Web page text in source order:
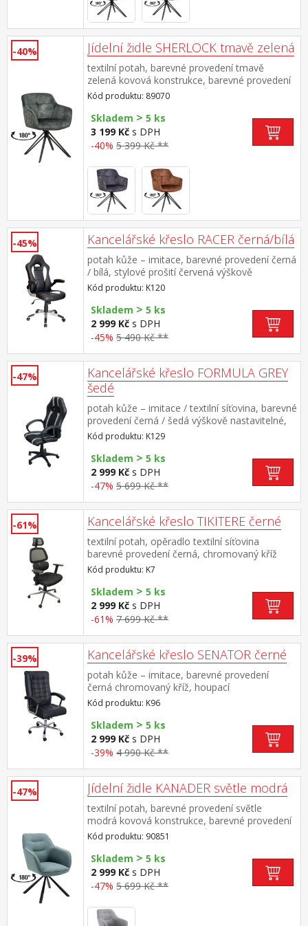
-40% Jídelní židle SHERLOCK tmavě zelená
textilní potah, barevné provedení tmavě
zelená kovová konstrukce, barevné provedení
černá otočná o 180 stupňů výška sedu 49
cm doporučená nosnost do 120 kg
Kód produktu: 89070
Skladem > 5 ks
3 199 Kč s DPH
-40% 5 399 Kč **
-45% Kancelářské křeslo RACER černá/bílá
potah kůže – imitace, barevné provedení černá
/ bílá, stylové prošití červená výškově
nastavitelné, nastavitelné područky, houpací
mechanismus, kříž ve stříbrné barvě výška
sedu 44-54 cm
Kód produktu: K120
Skladem > 5 ks
2 999 Kč s DPH
-45% 5 490 Kč **
-47%
Kancelářské křeslo FORMULA GREY
šedé
potah kůže – imitace / textilní síťovina, barevné
provedení černá / šedá výškově nastavitelné,
houpací mechanismus výška sedu 42-52 cm,
šířka sedu 50 cm
Kód produktu: K129
Skladem > 5 ks
2 999 Kč s DPH
-47% 5 699 Kč **
-61% Kancelářské křeslo TIKITERE černé
textilní potah, opěradlo textilní síťovina
barevné provedení černá, chromovaný kříž
nastavitelné područky, nastavitelná opěrka
hlavy pevná bederní opěrka, houpací
mechanismus výška sedu 48-58 cm, šířka sedu
50 cm, hloubka sedu 43 cm
Kód produktu: K7
Skladem > 5 ks
2 999 Kč s DPH
-61% 7 699 Kč **
-39% Kancelářské křeslo SENATOR černé
potah kůže – imitace, barevné provedení
černá chromovaný kříž, houpací
mechanismus výška sedu 47-55 cm
Kód produktu: K96
Skladem > 5 ks
2 999 Kč s DPH
-39% 4 990 Kč **
-47% Jídelní židle KANADER světle modrá
textilní potah, barevné provedení světle
modrá kovová konstrukce, barevné provedení
černá otočná o 180 stupňů výška sedu 48
cm doporučená nosnost do 120 kg
Kód produktu: 90851
Skladem > 5 ks
2 999 Kč s DPH
-47% 5 699 Kč **